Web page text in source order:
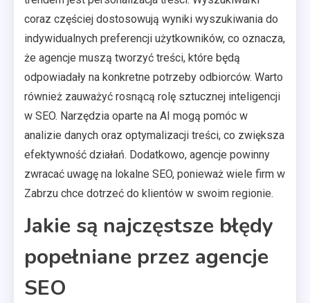
coraz częściej dostosowują wyniki wyszukiwania do
indywidualnych preferencji użytkowników, co oznacza,
że agencje muszą tworzyć treści, które będą
odpowiadały na konkretne potrzeby odbiorców. Warto
również zauważyć rosnącą rolę sztucznej inteligencji
w SEO. Narzędzia oparte na AI mogą pomóc w
analizie danych oraz optymalizacji treści, co zwiększa
efektywność działań. Dodatkowo, agencje powinny
zwracać uwagę na lokalne SEO, ponieważ wiele firm w
Zabrzu chce dotrzeć do klientów w swoim regionie.
Jakie są najczęstsze błędy
popełniane przez agencje
SEO